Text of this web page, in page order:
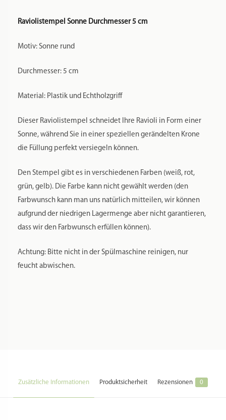
Raviolistempel Sonne Durchmesser 5 cm
Motiv: Sonne rund
Durchmesser: 5 cm
Material: Plastik und Echtholzgriff
Dieser Raviolistempel schneidet Ihre Ravioli in Form einer
Sonne, während Sie in einer speziellen gerändelten Krone
die Füllung perfekt versiegeln können.
Den Stempel gibt es in verschiedenen Farben (weiß, rot,
grün, gelb). Die Farbe kann nicht gewählt werden (den
Farbwunsch kann man uns natürlich mitteilen, wir können
aufgrund der niedrigen Lagermenge aber nicht garantieren,
dass wir den Farbwunsch erfüllen können).
Achtung: Bitte nicht in der Spülmaschine reinigen, nur
feucht abwischen.
Zusätzliche Informationen Produktsicherheit Rezensionen 0